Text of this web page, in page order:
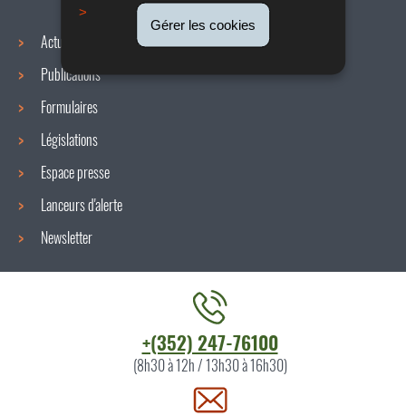
Gérer les cookies
Actualités
Publications
Formulaires
Législations
Espace presse
Lanceurs d'alerte
Newsletter
+(352) 247-76100
(8h30 à 12h / 13h30 à 16h30)